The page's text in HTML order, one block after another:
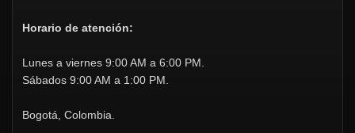
Horario de atención:
Lunes a viernes 9:00 AM a 6:00 PM.
Sábados 9:00 AM a 1:00 PM.
Bogotá, Colombia.